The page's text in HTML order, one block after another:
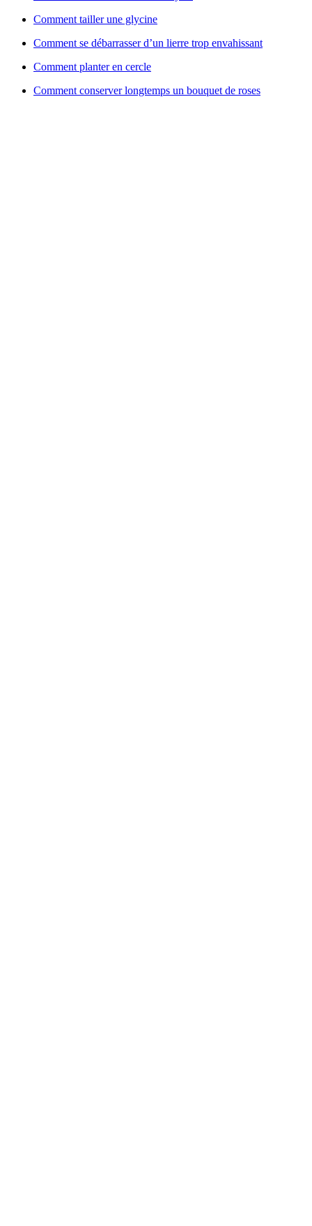
Comment tailler une glycine
Comment se débarrasser d’un lierre trop envahissant
Comment planter en cercle
Comment conserver longtemps un bouquet de roses